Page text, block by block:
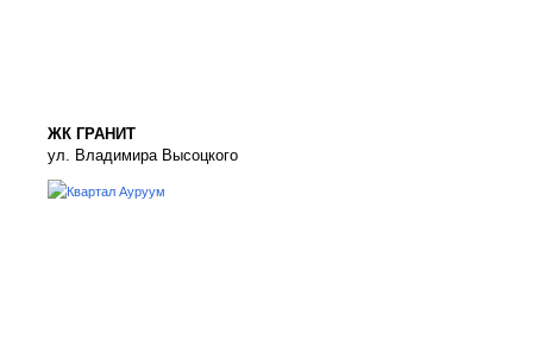
ЖК ГРАНИТ
ул. Владимира Высоцкого